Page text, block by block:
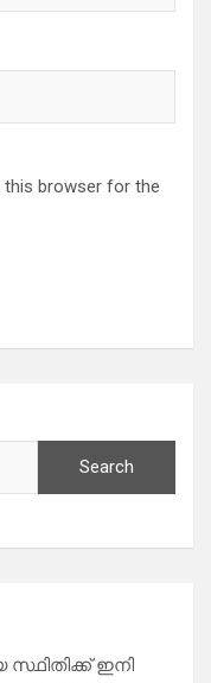
this browser for the
Search
ഇനി